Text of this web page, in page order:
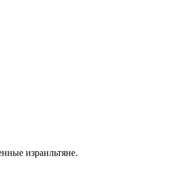
израильтяне.